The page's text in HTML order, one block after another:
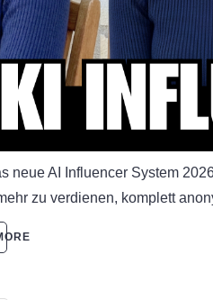
neue AI Influencer System
zu verdienen, komplett